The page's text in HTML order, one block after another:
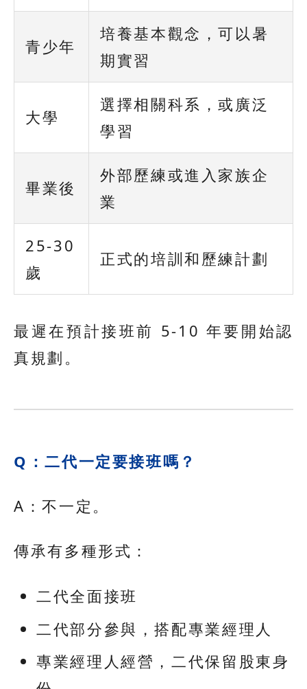
青少年
培養基本觀念，可以暑
期實習
大學
選擇相關科系，或廣泛
學習
畢業後
外部歷練或進入家族企
業
25-30
歲
正式的培訓和歷練計劃
最遲在預計接班前 5-10 年要開始認
真規劃。
Q：二代一定要接班嗎？
A：不一定。
傳承有多種形式：
二代全面接班
二代部分參與，搭配專業經理人
專業經理人經營，二代保留股東身